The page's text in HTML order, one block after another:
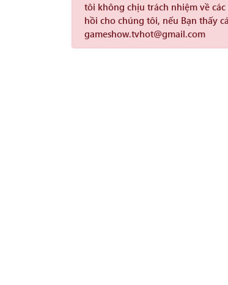
tôi không chịu trách nhiệm về
hồi cho chúng tôi, nếu Bạn thấy
gameshow.tvhot@gmail.com